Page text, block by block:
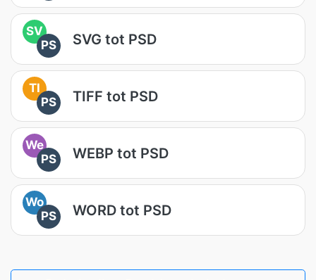
SV
PS
SVG tot PSD
TI
PS
TIFF tot PSD
We
PS
WEBP tot PSD
Wo
PS
WORD tot PSD